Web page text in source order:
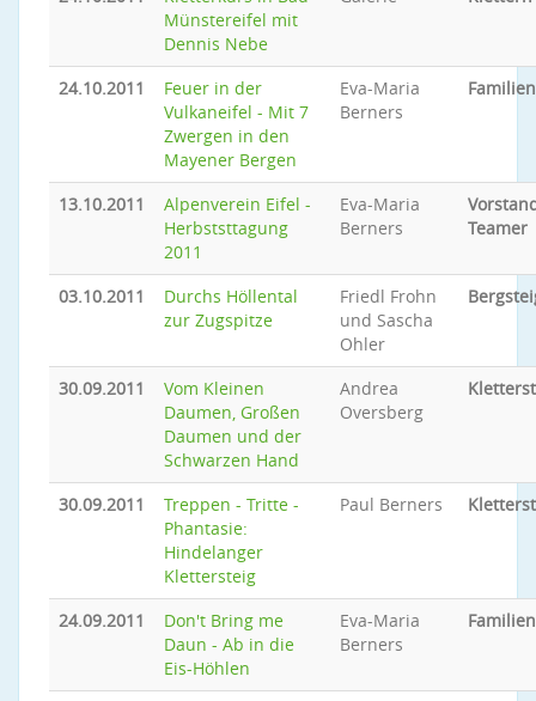
Münstereifel mit
Dennis Nebe
24.10.2011
Feuer in der
Vulkaneifel - Mit 7
Zwergen in den
Mayener Bergen
Eva-Maria
Berners
13.10.2011
Alpenverein Eifel -
Herbststtagung
2011
Eva-Maria
Berners
Teamer
03.10.2011
Durchs Höllental
zur Zugspitze
Friedl Frohn
und Sascha
Ohler
30.09.2011
Vom Kleinen
Daumen, Großen
Daumen und der
Schwarzen Hand
Andrea
Oversberg
30.09.2011
Treppen - Tritte -
Phantasie:
Hindelanger
Klettersteig
Paul Berners
24.09.2011
Don't Bring me
Daun - Ab in die
Eis-Höhlen
Eva-Maria
Berners